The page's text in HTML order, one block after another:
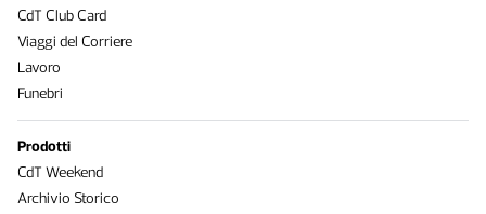
CdT Club Card
Viaggi del Corriere
Lavoro
Funebri
Prodotti
CdT Weekend
Archivio Storico